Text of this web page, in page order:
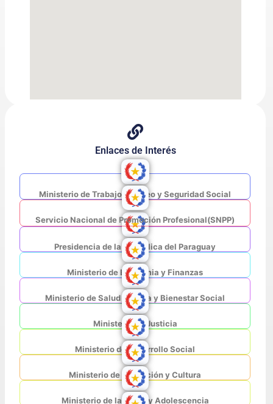
Enlaces de Interés
Ministerio de Trabajo, Empleo y Seguridad Social
Servicio Nacional de Promoción Profesional(SNPP)
Presidencia de la República del Paraguay
Ministerio de Economia y Finanzas
Ministerio de Salud Pública y Bienestar Social
Ministerio de Justicia
Ministerio de Desarrollo Social
Ministerio de Educación y Cultura
Ministerio de la Niñez y Adolescencia